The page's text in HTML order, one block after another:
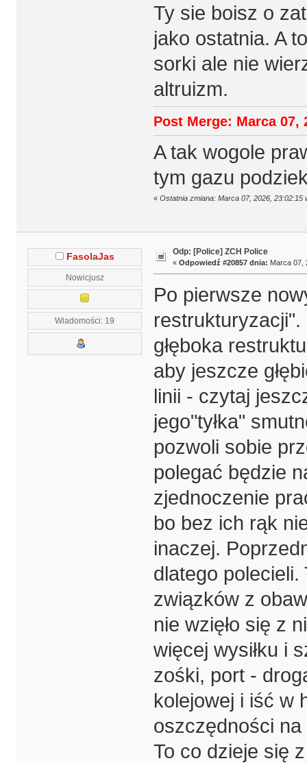
Ty sie boisz o
jako ostatnia. A
sorki ale nie
altruizm.
Post Merge: Marca 07,
A tak wogole
tym gazu
« Ostatnia zmiana: Marca 07, 2026, 23:02:15
FasolaJas
Nowicjusz
Wiadomości: 19
Odp: [Police] ZCH Police
« Odpowiedź #20857 dnia: Marca 07,
Po pierwsze
restrukturyzacji".
głęboka
aby jeszcze
linii - czytaj
jego"tyłka"
pozwoli sobie
polegać będzie
zjednoczenie
bo bez ich rąk
inaczej.
dlatego
związków z
nie wzięło się z
więcej wysiłku i
zośki, port -
kolejowej i iść w
oszczędności na
To co dzieje się